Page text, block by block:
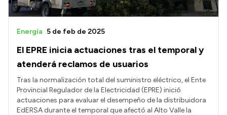
El EPRE inicia actuaciones tras el temporal y
atenderá reclamos de usuarios
Energía 5 de feb de 2025
Tras la normalización total del suministro eléctrico, el Ente
Provincial Regulador de la Electricidad (EPRE) inició
actuaciones para evaluar el desempeño de la distribuidora
EdERSA durante el temporal que afectó al Alto Valle la